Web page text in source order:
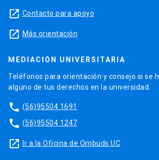
launch Contacto para apoyo
launch Más orientación
MEDIACIÓN UNIVERSITARIA
Teléfonos para orientación y consejo si se
alguno de tus derechos en la universidad.
phone (56)95504 1691
phone (56)95504 1247
launch Ir a la Oficina de Ombuds UC